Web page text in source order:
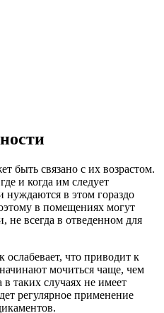
быть связано с их возрастом.
и когда им следует
нуждаются в этом гораздо
в помещениях могут
не всегда в отведенном для
ослабевает, что приводит к
мочиться чаще, чем
таких случаях не имеет
регулярное применение